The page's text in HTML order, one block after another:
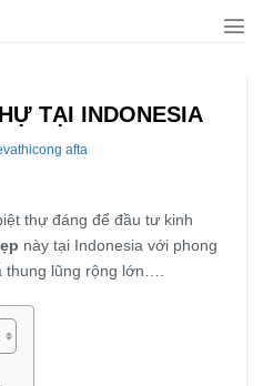
TẠI INDONESIA
afta
thự đáng để đầu tư kinh
này tại Indonesia với phong
lũng rộng lớn….